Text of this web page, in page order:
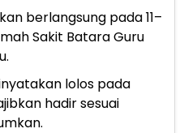
berlangsung pada 11–
Sakit Batara Guru
lolos pada
hadir sesuai